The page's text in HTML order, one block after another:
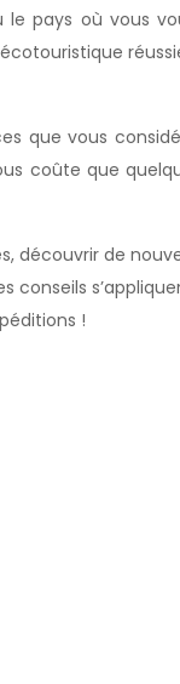
pays où vous
que vous
coûte que
découvrir de
!